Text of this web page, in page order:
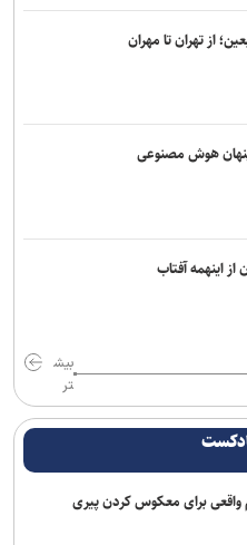
هفتم اعلام شد
نیازمند تحول بنیادین است
آزاد اسلامی از ۲۴ مرداد
ویژه استادان متقاضی
جنگ در حوزه پزشکی/ فراخوان
به مناسبت سالروز تأسیس
از تهران تا مهران
هوش مصنوعی
از اینهمه آفتاب
بیش
تر
واقعی برای معکوس کردن پیری